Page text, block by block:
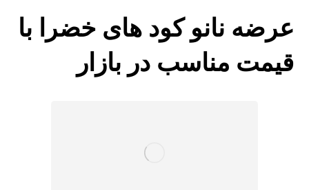
عرضه نانو کود های خضرا با
قیمت مناسب در بازار